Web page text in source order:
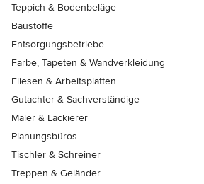
Teppich & Bodenbeläge
Baustoffe
Entsorgungsbetriebe
Farbe, Tapeten & Wandverkleidung
Fliesen & Arbeitsplatten
Gutachter & Sachverständige
Maler & Lackierer
Planungsbüros
Tischler & Schreiner
Treppen & Geländer